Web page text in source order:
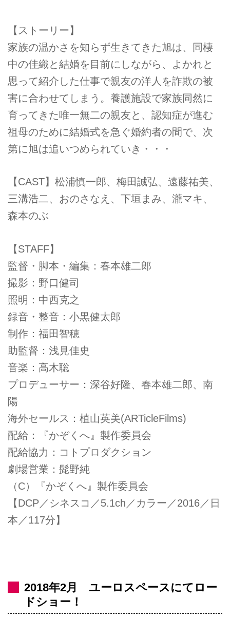
【ストーリー】
家族の温かさを知らず生きてきた旭は、同棲
中の佳織と結婚を目前にしながら、よかれと
思って紹介した仕事で親友の洋人を詐欺の被
害に合わせてしまう。養護施設で家族同然に
育ってきた唯一無二の親友と、認知症が進む
祖母のために結婚式を急ぐ婚約者の間で、次
第に旭は追いつめられていき・・・
【CAST】松浦慎一郎、梅田誠弘、遠藤祐美、
三溝浩二、おのさなえ、下垣まみ、瀧マキ、
森本のぶ
【STAFF】
監督・脚本・編集：春本雄二郎
撮影：野口健司
照明：中西克之
録音・整音：小黒健太郎
制作：福田智穂
助監督：浅見佳史
音楽：高木聡
プロデューサー：深谷好隆、春本雄二郎、南
陽
海外セールス：植山英美(ARTicleFilms)
配給：『かぞくへ』製作委員会
配給協力：コトプロダクション
劇場営業：髭野純
（C）『かぞくへ』製作委員会
【DCP／シネスコ／5.1ch／カラー／2016／日
本／117分】
2018年2月 ユーロスペースにてロー
ドショー！